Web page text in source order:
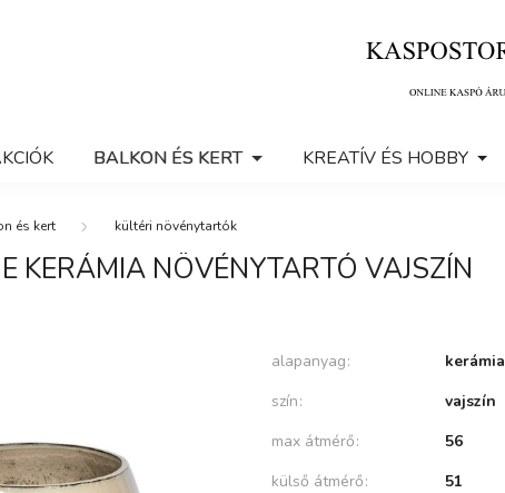
BALKON ÉS KERT KREATÍV ÉS HOBBY
és kert kültéri növénytartók
KERÁMIA NÖVÉNYTARTÓ VAJSZÍN
alapanyag
kerámia
szín
vajszín
max átmérő
56
külső átmérő
51